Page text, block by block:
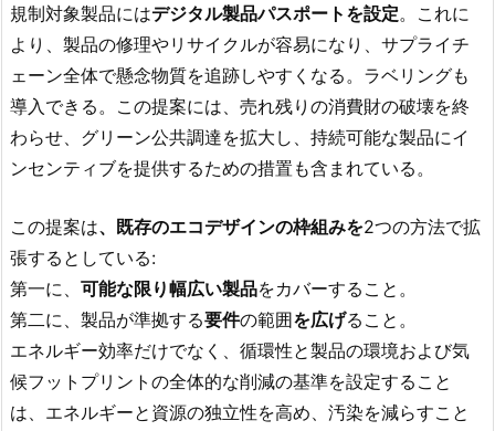
規制対象製品にはデジタル製品パスポートを設定。これに
より、製品の修理やリサイクルが容易になり、サプライチ
ェーン全体で懸念物質を追跡しやすくなる。ラベリングも
導入できる。この提案には、売れ残りの消費財の破壊を終
わらせ、グリーン公共調達を拡大し、持続可能な製品にイ
ンセンティブを提供するための措置も含まれている。
この提案は、既存のエコデザインの枠組みを2つの方法で拡
張するとしている:
第一に、 可能な限り幅広い製品をカバーすること。
第二に、製品が準拠する要件の範囲を広げること。
エネルギー効率だけでなく、循環性と製品の環境および気
候フットプリントの全体的な削減の基準を設定すること
は、エネルギーと資源の独立性を高め、汚染を減らすこと